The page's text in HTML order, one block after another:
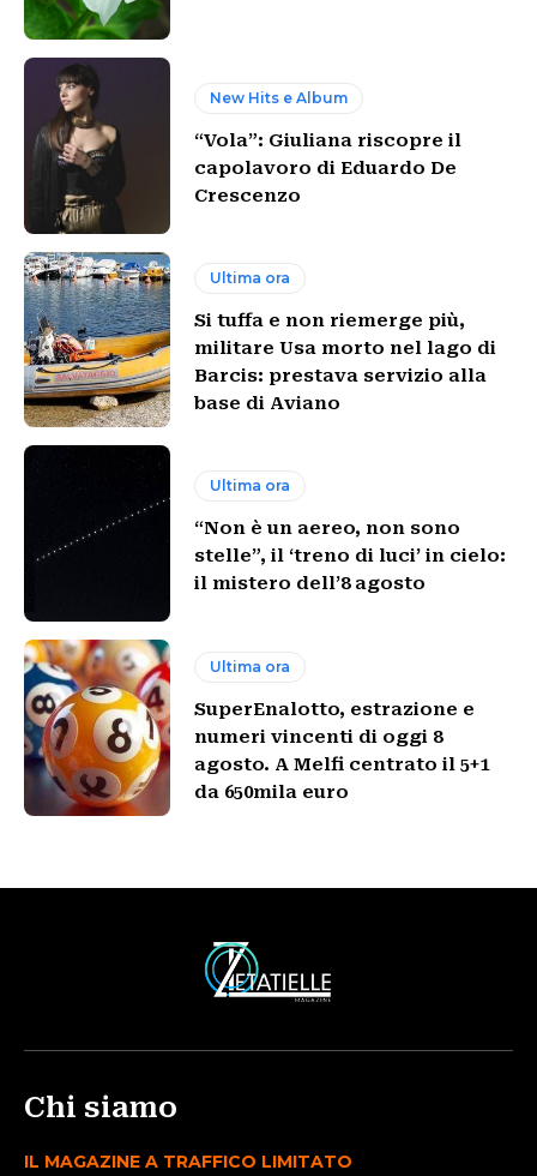
New Hits e Album
“Vola”: Giuliana riscopre il
capolavoro di Eduardo De
Crescenzo
Ultima ora
Si tuffa e non riemerge più,
militare Usa morto nel lago di
Barcis: prestava servizio alla
base di Aviano
Ultima ora
“Non è un aereo, non sono
stelle”, il ‘treno di luci’ in cielo:
il mistero dell’8 agosto
Ultima ora
SuperEnalotto, estrazione e
numeri vincenti di oggi 8
agosto. A Melfi centrato il 5+1
da 650mila euro
Chi siamo
IL MAGAZINE A TRAFFICO LIMITATO